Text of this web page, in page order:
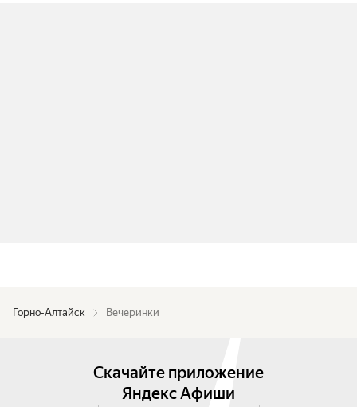
Горно-Алтайск Вечеринки
Скачайте приложение
Яндекс Афиши